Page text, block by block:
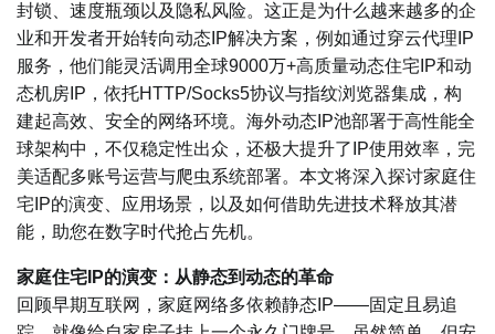
封锁、速度瓶颈以及隐私风险。这正是为什么越来越多的企
业和开发者开始转向动态IP解决方案，例如通过穿云代理IP
服务，他们能灵活调用全球9000万+高质量动态住宅IP和动
态机房IP，依托HTTP/Socks5协议与指纹浏览器集成，构
建起高效、安全的网络环境。海外动态IP池部署于高性能全
球架构中，不仅稳定性出众，还极大提升了IP使用效率，完
美适配多账号运营与爬虫系统部署。本文将深入探讨家庭住
宅IP的演变、应用场景，以及如何借助先进技术释放其潜
能，助您在数字时代抢占先机。
家庭住宅IP的演变：从静态到动态的革命
回顾早期互联网，家庭网络多依赖静态IP——固定且易追